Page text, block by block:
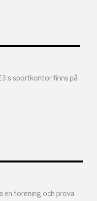
sportkontor finns på
en förening och prova